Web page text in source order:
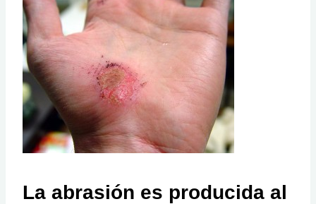
La abrasión es producida al